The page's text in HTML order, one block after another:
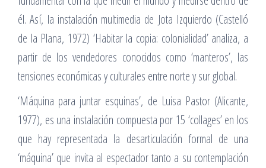
él. Así, la instalación multimedia de Jota Izquierdo (Castelló
de la Plana, 1972) ‘Habitar la copia: colonialidad’ analiza, a
partir de los vendedores conocidos como ‘manteros’, las
tensiones económicas y culturales entre norte y sur global.
‘Máquina para juntar esquinas’, de Luisa Pastor (Alicante,
1977), es una instalación compuesta por 15 ‘collages’ en los
que hay representada la desarticulación formal de una
‘máquina’ que invita al espectador tanto a su contemplación